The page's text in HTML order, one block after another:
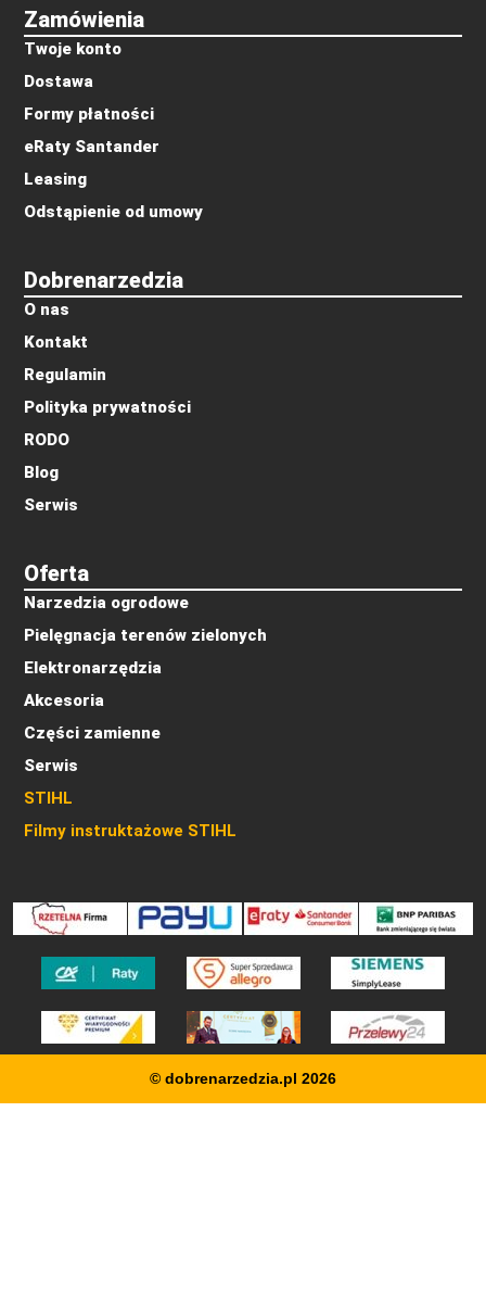
Oferta
Narzedzia ogrodowe
Pielęgnacja terenów zielonych
Elektronarzędzia
Akcesoria
Części zamienne
Serwis
STIHL
Filmy instruktażowe STIHL
Dobrenarzedzia
O nas
Kontakt
Regulamin
Polityka prywatności
RODO
Blog
Serwis
Zamówienia
Twoje konto
Dostawa
Formy płatności
eRaty Santander
Leasing
Odstąpienie od umowy
© dobrenarzedzia.pl 2026